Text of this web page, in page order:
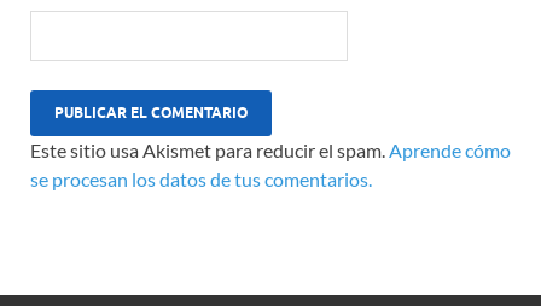
Este sitio usa Akismet para reducir el spam.Aprende cómo
se procesan los datos de tus comentarios.